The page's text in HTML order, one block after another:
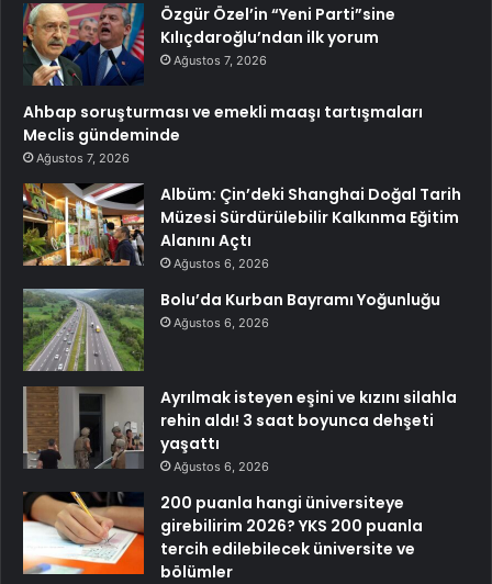
Özgür Özel’in “Yeni Parti”sine
Kılıçdaroğlu’ndan ilk yorum
Ağustos 7, 2026
Ahbap soruşturması ve emekli maaşı tartışmaları
Meclis gündeminde
Ağustos 7, 2026
Albüm: Çin’deki Shanghai Doğal Tarih
Müzesi Sürdürülebilir Kalkınma Eğitim
Alanını Açtı
Ağustos 6, 2026
Bolu’da Kurban Bayramı Yoğunluğu
Ağustos 6, 2026
Ayrılmak isteyen eşini ve kızını silahla
rehin aldı! 3 saat boyunca dehşeti
yaşattı
Ağustos 6, 2026
200 puanla hangi üniversiteye
girebilirim 2026? YKS 200 puanla
tercih edilebilecek üniversite ve
bölümler